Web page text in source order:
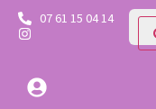
07 61 15 04 14